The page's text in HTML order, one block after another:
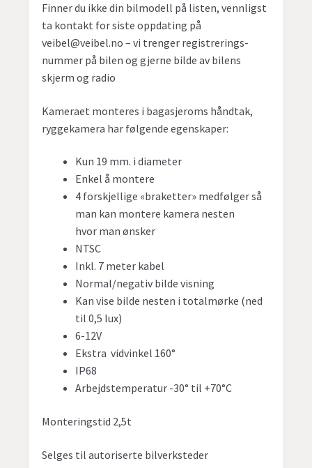
Finner du ikke din bilmodell på listen, vennligst
ta kontakt for siste oppdating på
veibel@veibel.no – vi trenger registrerings-
nummer på bilen og gjerne bilde av bilens
skjerm og radio
Kameraet monteres i bagasjeroms håndtak,
ryggekamera har følgende egenskaper:
Kun 19 mm. i diameter
Enkel å montere
4 forskjellige «braketter» medfølger så
man kan montere kamera nesten
hvor man ønsker
NTSC
Inkl. 7 meter kabel
Normal/negativ bilde visning
Kan vise bilde nesten i totalmørke (ned
til 0,5 lux)
6-12V
Ekstra vidvinkel 160°
IP68
Arbejdstemperatur -30° til +70°C
Monteringstid 2,5t
Selges til autoriserte bilverksteder